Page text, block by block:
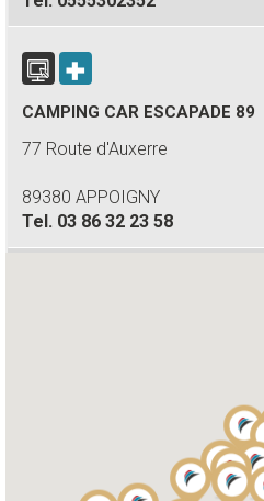
CAMPING CAR ESCAPADE 89
77 Route d'Auxerre
89380 APPOIGNY
Tel. 03 86 32 23 58